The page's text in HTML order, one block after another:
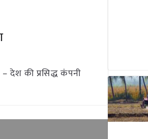
– देश की प्रसिद्ध कंपनी